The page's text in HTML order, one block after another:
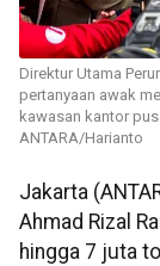
Direktur Utama
pertanyaan awak
kawasan kantor
ANTARA/Harianto
Jakarta
Ahmad Rizal
hingga 7 juta